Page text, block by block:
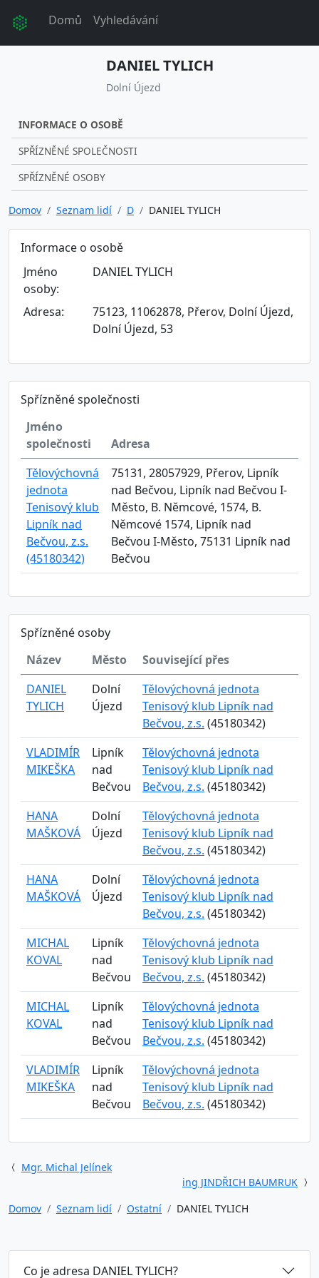
Domů Vyhledávání
DANIEL TYLICH
Dolní Újezd
INFORMACE O OSOBĚ
SPŘÍZNĚNÉ SPOLEČNOSTI
SPŘÍZNĚNÉ OSOBY
Domov Seznam lidí D DANIEL TYLICH
Informace o osobě
Jméno
osoby:
DANIEL TYLICH
Adresa:
75123, 11062878, Přerov, Dolní Újezd,
Dolní Újezd, 53
Spřízněné společnosti
Jméno
společnosti
Adresa
Tělovýchovná
jednota
Tenisový klub
Lipník nad
Bečvou, z.s.
(45180342)
75131, 28057929, Přerov, Lipník
nad Bečvou, Lipník nad Bečvou I-
Město, B. Němcové, 1574, B.
Němcové 1574, Lipník nad
Bečvou I-Město, 75131 Lipník nad
Bečvou
Spřízněné osoby
Název
Město
Související přes
DANIEL
TYLICH
Dolní
Újezd
Tělovýchovná jednota
Tenisový klub Lipník nad
Bečvou, z.s. (45180342)
VLADIMÍR
MIKEŠKA
Lipník
nad
Bečvou
Tělovýchovná jednota
Tenisový klub Lipník nad
Bečvou, z.s. (45180342)
HANA
MAŠKOVÁ
Dolní
Újezd
Tělovýchovná jednota
Tenisový klub Lipník nad
Bečvou, z.s. (45180342)
HANA
MAŠKOVÁ
Dolní
Újezd
Tělovýchovná jednota
Tenisový klub Lipník nad
Bečvou, z.s. (45180342)
MICHAL
KOVAL
Lipník
nad
Bečvou
Tělovýchovná jednota
Tenisový klub Lipník nad
Bečvou, z.s. (45180342)
MICHAL
KOVAL
Lipník
nad
Bečvou
Tělovýchovná jednota
Tenisový klub Lipník nad
Bečvou, z.s. (45180342)
VLADIMÍR
MIKEŠKA
Lipník
nad
Bečvou
Tělovýchovná jednota
Tenisový klub Lipník nad
Bečvou, z.s. (45180342)
Mgr. Michal Jelínek
ing JINDŘICH BAUMRUK
Domov
Seznam lidí Ostatní DANIEL TYLICH
Co je adresa DANIEL TYLICH?